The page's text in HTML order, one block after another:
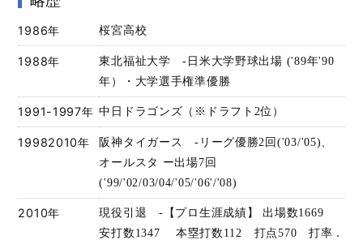
1986年 桜宮高校
1988年
東北福祉大学 -日米大学野球出場 ('89年'90
年）・大学選手権準優勝
1991-1997年 中日ドラゴンズ（※ドラフト2位）
19982010年
阪神タイガース -リーグ優勝2回('03/'05)、
オールスタ ー出場7回
('99/'02/03/04/'05/'06'/'08)
2010年
現役引退 -【プロ生涯成績】 出場数1669
安打数1347 本塁打数112 打点570 打率．